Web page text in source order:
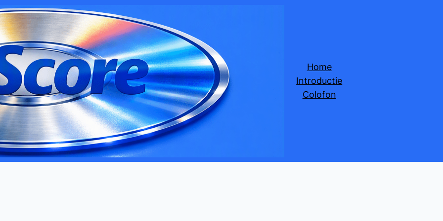
Home
Introductie
Colofon